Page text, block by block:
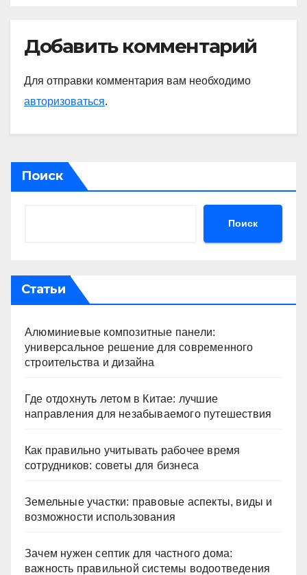
Добавить комментарий
Для отправки комментария вам необходимо
авторизоваться.
Поиск
Поиск
Статьи
Алюминиевые композитные панели:
универсальное решение для современного
строительства и дизайна
Где отдохнуть летом в Китае: лучшие
направления для незабываемого путешествия
Как правильно учитывать рабочее время
сотрудников: советы для бизнеса
Земельные участки: правовые аспекты, виды и
возможности использования
Зачем нужен септик для частного дома:
важность правильной системы водоотведения